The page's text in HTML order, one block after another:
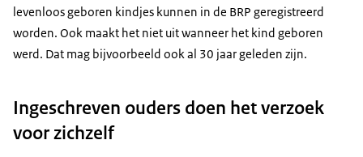
levenloos geboren kindjes kunnen in de BRP geregistreerd
worden. Ook maakt het niet uit wanneer het kind geboren
werd. Dat mag bijvoorbeeld ook al 30 jaar geleden zijn.
Ingeschreven ouders doen het verzoek
voor zichzelf